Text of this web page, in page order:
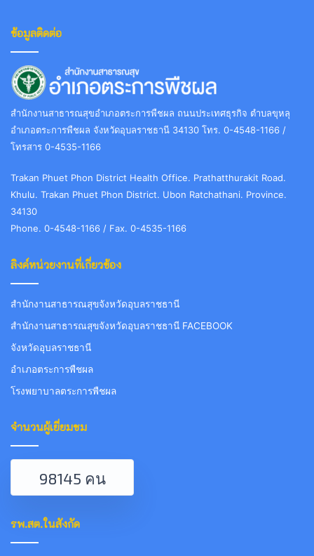
ข้อมูลติดต่อ
สำนักงานสาธารณสุขอำเภอตระการพืชผล ถนนประเทศธุรกิจ ตำบลขุหลุ
อำเภอตระการพืชผล จังหวัดอุบลราชธานี 34130 โทร. 0-4548-1166 /
โทรสาร 0-4535-1166
Trakan Phuet Phon District Health Office. Prathatthurakit Road.
Khulu. Trakan Phuet Phon District. Ubon Ratchathani. Province.
34130
Phone. 0-4548-1166 / Fax. 0-4535-1166
ลิงค์หน่วยงานที่เกี่ยวข้อง
สำนักงานสาธารณสุขจังหวัดอุบลราชธานี
สำนักงานสาธารณสุขจังหวัดอุบลราชธานี FACEBOOK
จังหวัดอุบลราชธานี
อำเภอตระการพืชผล
โรงพยาบาลตระการพืชผล
จำนวนผู้เยี่ยมชม
98145 คน
รพ.สต.ในสังกัด